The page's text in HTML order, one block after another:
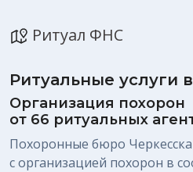
Ритуал ФНС
Ритуальные услуги
Организация похорон
от 66 ритуальных
Похоронные бюро
с организацией похорон в